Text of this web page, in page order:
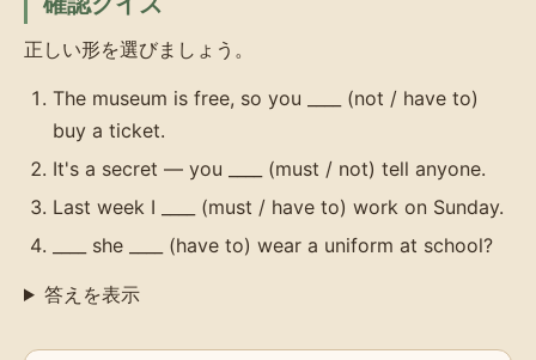
正しい形を選びましょう。
The museum is free, so you ____ (not / have to)
buy a ticket.
It's a secret — you ____ (must / not) tell anyone.
Last week I ____ (must / have to) work on Sunday.
____ she ____ (have to) wear a uniform at school?
答えを表示